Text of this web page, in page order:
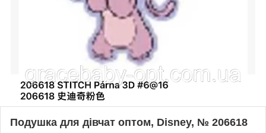
Подушка для дівчат оптом, Disney, № 206618